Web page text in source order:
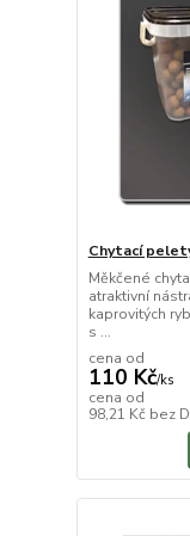
Chytací
Měkčené
atraktivní
kaprovitých
s ...
cena od
110 Kč/ks
cena od
98,21 Kč bez